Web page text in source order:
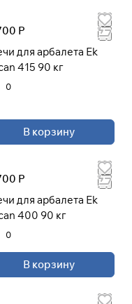
Р
для арбалета Ek
415 90 кг
0
В корзину
Р
для арбалета Ek
400 90 кг
0
В корзину